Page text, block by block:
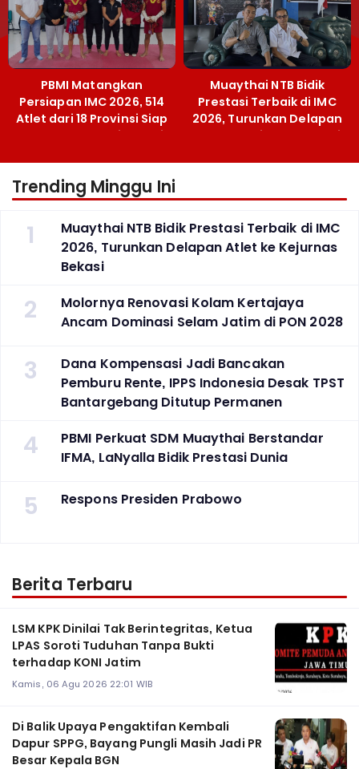
PBMI Matangkan
Persiapan IMC 2026, 514
Atlet dari 18 Provinsi Siap
Berlaga Besok di Bekasi
Muaythai NTB Bidik
Prestasi Terbaik di IMC
2026, Turunkan Delapan
Atlet ke Kejurnas Bekasi
Trending Minggu Ini
1
Muaythai NTB Bidik Prestasi Terbaik di IMC
2026, Turunkan Delapan Atlet ke Kejurnas
Bekasi
2
Molornya Renovasi Kolam Kertajaya
Ancam Dominasi Selam Jatim di PON 2028
3
Dana Kompensasi Jadi Bancakan
Pemburu Rente, IPPS Indonesia Desak TPST
Bantargebang Ditutup Permanen
4
PBMI Perkuat SDM Muaythai Berstandar
IFMA, LaNyalla Bidik Prestasi Dunia
5 Respons Presiden Prabowo
Berita Terbaru
LSM KPK Dinilai Tak Berintegritas, Ketua
LPAS Soroti Tuduhan Tanpa Bukti
terhadap KONI Jatim
Kamis, 06 Agu 2026 22:01 WIB
Di Balik Upaya Pengaktifan Kembali
Dapur SPPG, Bayang Pungli Masih Jadi PR
Besar Kepala BGN